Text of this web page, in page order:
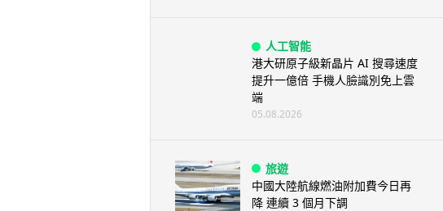
人工智能
港大研原子級新晶片 AI 搜尋速度
提升一億倍 手機人臉識別免上雲
端
05.08.2026
旅遊
中國大陸航線燃油附加費今日再
降 連續 3 個月下調